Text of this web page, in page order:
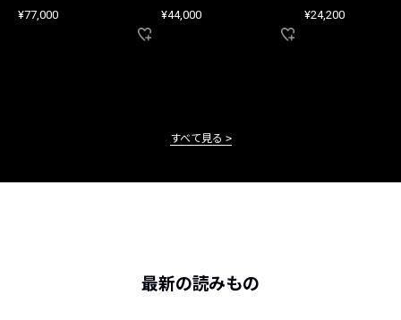
¥77,000 ¥44,000 ¥24,200
すべて見る
最新の読みもの